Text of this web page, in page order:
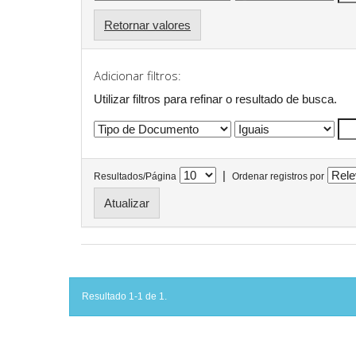
Retornar valores
Adicionar filtros:
Utilizar filtros para refinar o resultado de busca.
Resultados/Página | Ordenar registros por
Resultado 1-1 de 1.